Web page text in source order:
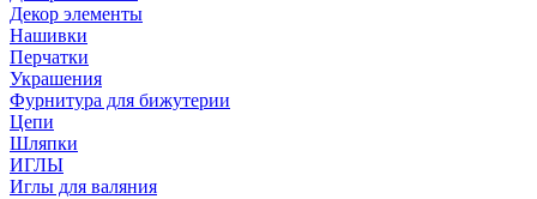
Декор элементы
Нашивки
Перчатки
Украшения
Фурнитура для бижутерии
Цепи
Шляпки
ИГЛЫ
Иглы для валяния